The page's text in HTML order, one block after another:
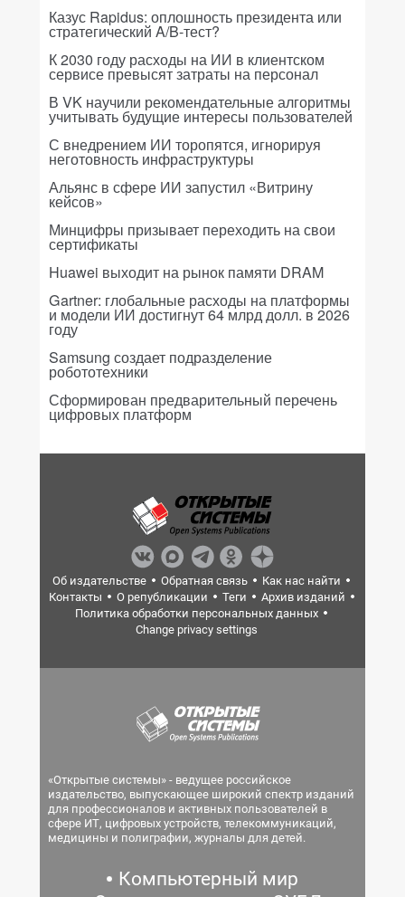
Казус Rapidus: оплошность президента или
стратегический A/B-тест?
К 2030 году расходы на ИИ в клиентском
сервисе превысят затраты на персонал
В VK научили рекомендательные алгоритмы
учитывать будущие интересы пользователей
С внедрением ИИ торопятся, игнорируя
неготовность инфраструктуры
Альянс в сфере ИИ запустил «Витрину
кейсов»
Минцифры призывает переходить на свои
сертификаты
Huawei выходит на рынок памяти DRAM
Gartner: глобальные расходы на платформы
и модели ИИ достигнут 64 млрд долл. в 2026
году
Samsung создает подразделение
робототехники
Сформирован предварительный перечень
цифровых платформ
Об издательстве Обратная связь
Как нас найти
Контакты
О републикации Теги
Архив изданий
Политика обработки персональных данных
Change privacy settings
«Открытые системы» - ведущее российское
издательство, выпускающее широкий спектр изданий
для профессионалов и активных пользователей в
сфере ИТ, цифровых устройств, телекоммуникаций,
медицины и полиграфии, журналы для детей.
Компьютерный мир